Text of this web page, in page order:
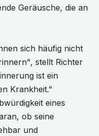
Geräusche, die an
sich häufig nicht
stellt Richter
ist ein
Krankheit."
eines
ob seine
und